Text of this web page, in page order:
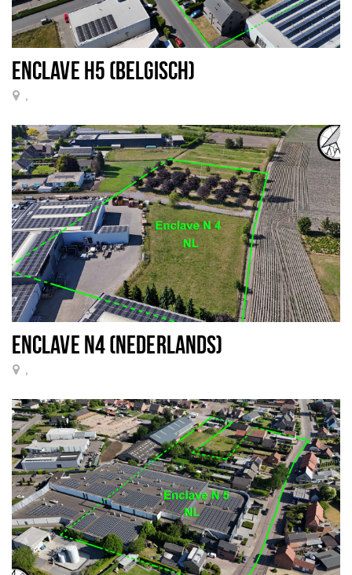
ENCLAVE H5 (BELGISCH)
,
ENCLAVE N4 (NEDERLANDS)
,